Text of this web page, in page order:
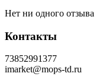
Нет ни одного отзыва
Контакты
73852991377
imarket@mops-td.ru